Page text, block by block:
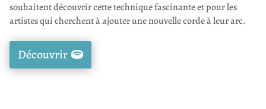
souhaitent découvrir cette technique fascinante et pour les
artistes qui cherchent à ajouter une nouvelle corde à leur arc.
Découvrir